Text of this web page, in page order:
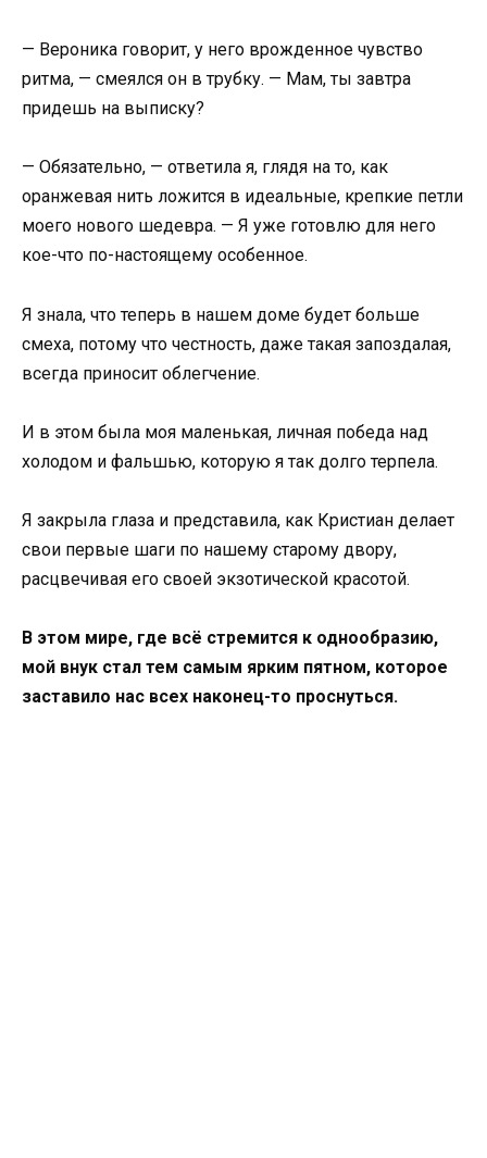
— Вероника говорит, у него врожденное чувство
ритма, — смеялся он в трубку. — Мам, ты завтра
придешь на выписку?
— Обязательно, — ответила я, глядя на то, как
оранжевая нить ложится в идеальные, крепкие петли
моего нового шедевра. — Я уже готовлю для него
кое-что по-настоящему особенное.
Я знала, что теперь в нашем доме будет больше
смеха, потому что честность, даже такая запоздалая,
всегда приносит облегчение.
И в этом была моя маленькая, личная победа над
холодом и фальшью, которую я так долго терпела.
Я закрыла глаза и представила, как Кристиан делает
свои первые шаги по нашему старому двору,
расцвечивая его своей экзотической красотой.
В этом мире, где всё стремится к однообразию,
мой внук стал тем самым ярким пятном, которое
заставило нас всех наконец-то проснуться.